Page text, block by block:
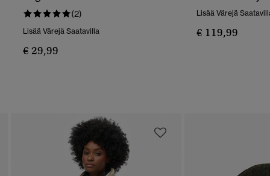
(2)
Lisää Värejä Saatavilla
€ 29,99
Lisää Värejä
€ 119,99